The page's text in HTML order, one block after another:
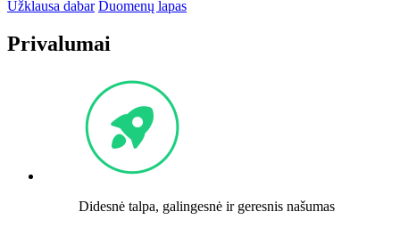
Užklausa dabar Duomenų lapas
Privalumai
Didesnė talpa, galingesnė ir geresnis našumas